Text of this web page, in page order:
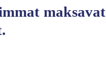
maksavat